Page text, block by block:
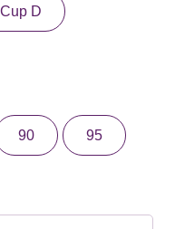
Cup D
90 95